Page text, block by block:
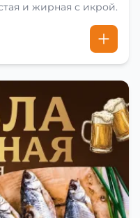
и жирная с икрой.